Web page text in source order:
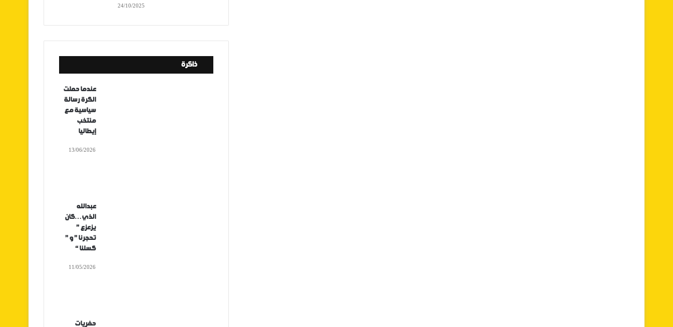
24/10/2025
ذاكرة
عندما حملت
الكرة رسالة
سياسية مع
منتخب
إيطاليا
13/06/2026
عبدالله
الذي…كان
يزعزع ”
تحجرنا ” و ”
كسلنا “
11/05/2026
حفريات